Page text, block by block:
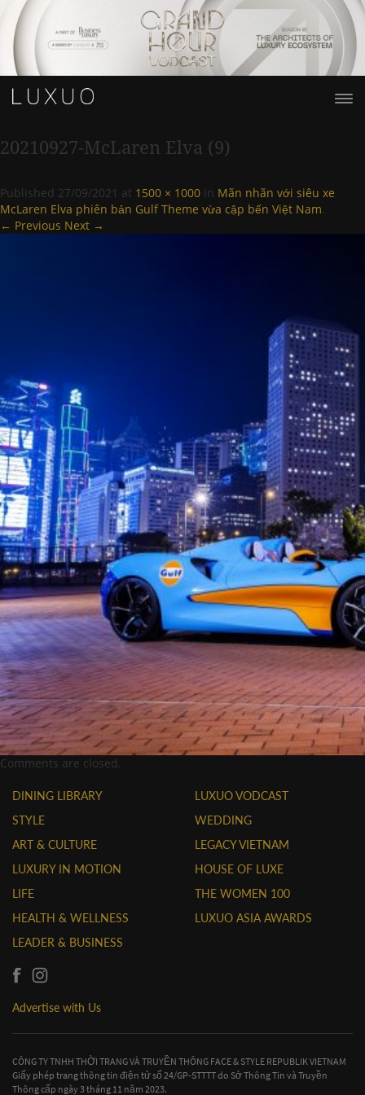
20210927-McLaren Elva (9)
Published 27/09/2021 at 1500 × 1000 in Mãn nhãn với siêu xe
McLaren Elva phiên bản Gulf Theme vừa cập bến Việt Nam.
← Previous Next →
Comments are closed.
DINING LIBRARY
STYLE
ART & CULTURE
LUXURY IN MOTION
LIFE
HEALTH & WELLNESS
LEADER & BUSINESS
LUXUO VODCAST
WEDDING
LEGACY VIETNAM
HOUSE OF LUXE
THE WOMEN 100
LUXUO ASIA AWARDS
Advertise with Us
CÔNG TY TNHH THỜI TRANG VÀ TRUYỀN THÔNG FACE & STYLE REPUBLIK VIETNAM
Giấy phép trang thông tin điện tử số 24/GP-STTTT do Sở Thông Tin và Truyền
Thông cấp ngày 3 tháng 11 năm 2023.